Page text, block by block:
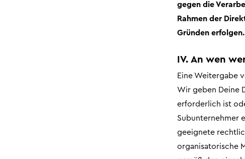
gegen die
Rahmen der
Gründen erfolgen.
IV. An wen
Eine Weitergabe
Wir geben Deine
erforderlich ist
Subunternehmer
geeignete
organisatorische